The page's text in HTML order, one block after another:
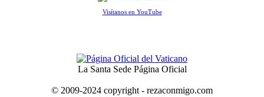
Visítanos en YouTube
La Santa Sede Página Oficial
© 2009-2024 copyright - rezaconmigo.com